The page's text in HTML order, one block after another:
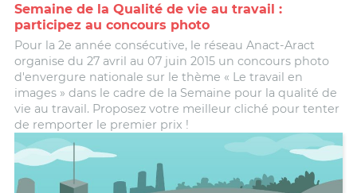
Semaine de la Qualité de vie au travail :
participez au concours photo
Pour la 2e année consécutive, le réseau Anact-Aract
organise du 27 avril au 07 juin 2015 un concours photo
d'envergure nationale sur le thème « Le travail en
images » dans le cadre de la Semaine pour la qualité de
vie au travail. Proposez votre meilleur cliché pour tenter
de remporter le premier prix !